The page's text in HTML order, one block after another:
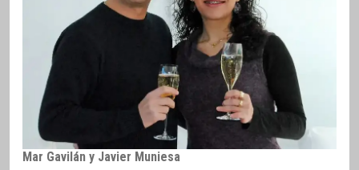
Mar Gavilán y Javier Muniesa